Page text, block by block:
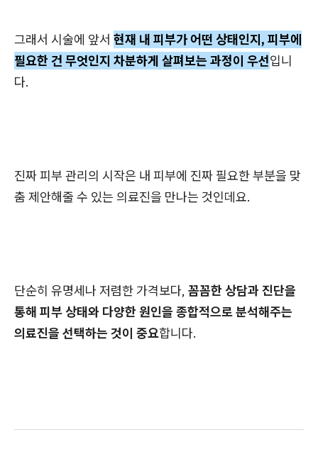
그래서 시술에 앞서 현재 내 피부가 어떤 상태인지, 피부에
필요한 건 무엇인지 차분하게 살펴보는 과정이 우선입니
다.
진짜 피부 관리의 시작은 내 피부에 진짜 필요한 부분을 맞
춤 제안해줄 수 있는 의료진을 만나는 것인데요.
단순히 유명세나 저렴한 가격보다, 꼼꼼한 상담과 진단을
통해 피부 상태와 다양한 원인을 종합적으로 분석해주는
의료진을 선택하는 것이 중요합니다.